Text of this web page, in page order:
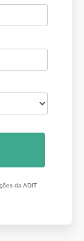
da ADIT